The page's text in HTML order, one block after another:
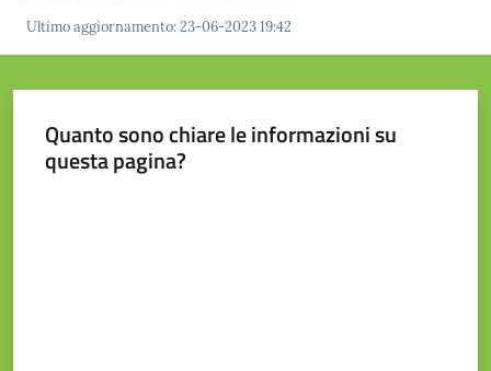
Prenotazione
Tutti
argomenti...
Ultimo aggiornamento:23-06-2023 19:42
Quanto sono chiare le informazioni su
questa pagina?